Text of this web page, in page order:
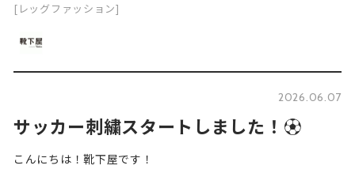
[レッグファッション]
2026.06.07
サッカー刺繍スタートしました！⚽️
こんにちは！靴下屋です！